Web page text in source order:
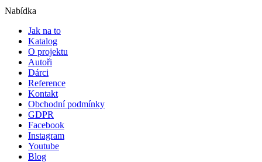
Nabídka
Jak na to
Katalog
O projektu
Autoři
Dárci
Reference
Kontakt
Obchodní podmínky
GDPR
Facebook
Instagram
Youtube
Blog